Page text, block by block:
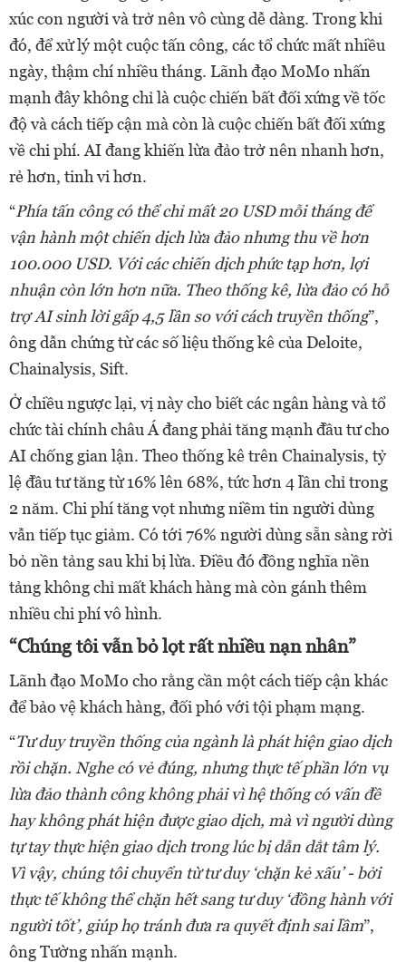
xúc con người và trở nên vô cùng dễ dàng. Trong khi
đó, để xử lý một cuộc tấn công, các tổ chức mất nhiều
ngày, thậm chí nhiều tháng. Lãnh đạo MoMo nhấn
mạnh đây không chỉ là cuộc chiến bất đối xứng về tốc
độ và cách tiếp cận mà còn là cuộc chiến bất đối xứng
về chi phí. AI đang khiến lừa đảo trở nên nhanh hơn,
rẻ hơn, tinh vi hơn.
“Phía tấn công có thể chỉ mất 20 USD mỗi tháng để
vận hành một chiến dịch lừa đảo nhưng thu về hơn
100.000 USD. Với các chiến dịch phức tạp hơn, lợi
nhuận còn lớn hơn nữa. Theo thống kê, lừa đảo có hỗ
trợ AI sinh lời gấp 4,5 lần so với cách truyền thống”,
ông dẫn chứng từ các số liệu thống kê của Deloite,
Chainalysis, Sift.
Ở chiều ngược lại, vị này cho biết các ngân hàng và tổ
chức tài chính châu Á đang phải tăng mạnh đầu tư cho
AI chống gian lận. Theo thống kê trên Chainalysis, tỷ
lệ đầu tư tăng từ 16% lên 68%, tức hơn 4 lần chỉ trong
2 năm. Chi phí tăng vọt nhưng niềm tin người dùng
vẫn tiếp tục giảm. Có tới 76% người dùng sẵn sàng rời
bỏ nền tảng sau khi bị lừa. Điều đó đồng nghĩa nền
tảng không chỉ mất khách hàng mà còn gánh thêm
nhiều chi phí vô hình.
“Chúng tôi vẫn bỏ lọt rất nhiều nạn nhân”
Lãnh đạo MoMo cho rằng cần một cách tiếp cận khác
để bảo vệ khách hàng, đối phó với tội phạm mạng.
“Tư duy truyền thống của ngành là phát hiện giao dịch
rồi chặn. Nghe có vẻ đúng, nhưng thực tế phần lớn vụ
lừa đảo thành công không phải vì hệ thống có vấn đề
hay không phát hiện được giao dịch, mà vì người dùng
tự tay thực hiện giao dịch trong lúc bị dẫn dắt tâm lý.
Vì vậy, chúng tôi chuyển từ tư duy ‘chặn kẻ xấu’ - bởi
thực tế không thể chặn hết sang tư duy ‘đồng hành với
người tốt’, giúp họ tránh đưa ra quyết định sai lầm”,
ông Tường nhấn mạnh.